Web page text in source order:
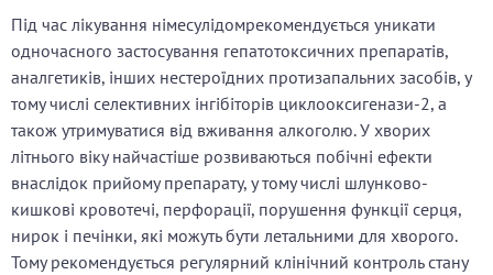
Під час лікування німесулідомрекомендується уникати
одночасного застосування гепатотоксичних препаратів,
аналгетиків, інших нестероїдних протизапальних засобів, у
тому числі селективних інгібіторів циклооксигенази-2, а
також утримуватися від вживання алкоголю. У хворих
літнього віку найчастіше розвиваються побічні ефекти
внаслідок прийому препарату, у тому числі шлунково-
кишкові кровотечі, перфорації, порушення функції серця,
нирок і печінки, які можуть бути летальними для хворого.
Тому рекомендується регулярний клінічний контроль стану